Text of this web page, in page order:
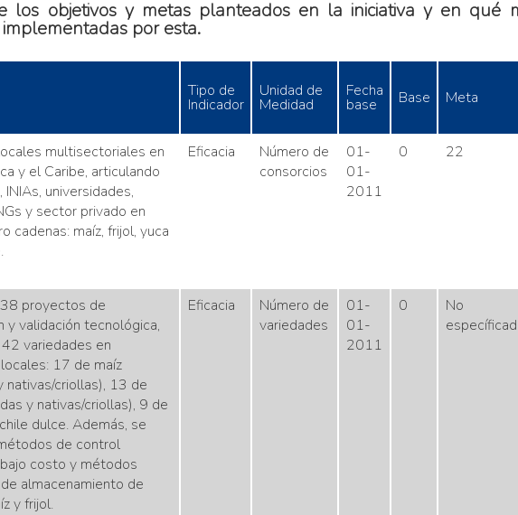
los objetivos y metas planteados en la iniciativa y en qué
por esta.
Tipo de
Indicador
Unidad de
Medidad
Fecha
base Base Meta
multisectoriales en
y el Caribe, articulando
universidades,
y sector privado en
cadenas: maíz, frijol, yuca
Eficacia
Número de
consorcios
01-
01-
2011
0 22
proyectos de
y validación tecnológica,
variedades en
17 de maíz
nativas/criollas), 13 de
y nativas/criollas), 9 de
dulce. Además, se
de control
costo y métodos
almacenamiento de
y frijol.
Eficacia
Número de
variedades
01-
01-
2011
0
No